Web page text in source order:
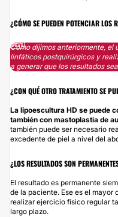
¿CÓMO SE PUEDEN POTENCIAR LOS
Como dijimos anteriormente, el
linfáticos postquirúrgicos y
a generar que los resultados
¿CON QUÉ OTRO TRATAMIENTO SE
La lipoescultura HD se puede
también con mastoplastia de
también puede ser necesario
excedente de piel a nivel del
¿LOS RESULTADOS SON
El resultado es permanente
de la paciente. Ese es el mayor
realizar ejercicio físico regular
largo plazo.